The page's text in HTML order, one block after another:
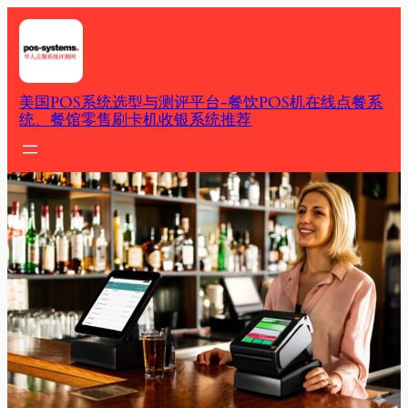
Skip
content
美国POS系统选型与测评平台-餐饮POS机在线点餐系
统、餐馆零售刷卡机收银系统推荐